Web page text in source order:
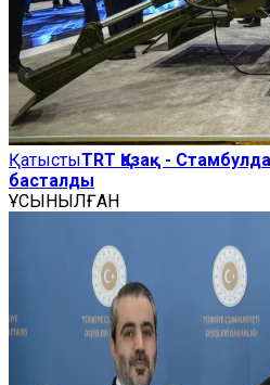
ҚатыстыTRT Қазақ -
басталды
ҰСЫНЫЛҒАН